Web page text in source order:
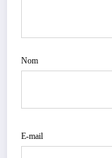
Nom
E-mail